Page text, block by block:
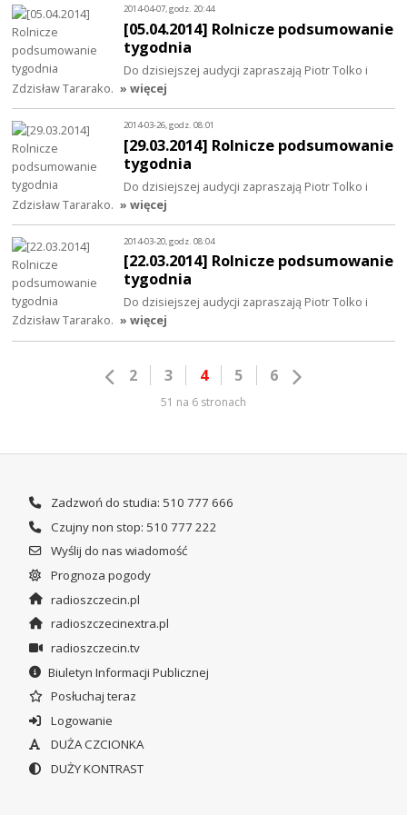
2014-04-07, godz. 20:44
[05.04.2014] Rolnicze podsumowanie
tygodnia
Do dzisiejszej audycji zapraszają Piotr Tolko i
Zdzisław Tararako. » więcej
2014-03-26, godz. 08:01
[29.03.2014] Rolnicze podsumowanie
tygodnia
Do dzisiejszej audycji zapraszają Piotr Tolko i
Zdzisław Tararako. » więcej
2014-03-20, godz. 08:04
[22.03.2014] Rolnicze podsumowanie
tygodnia
Do dzisiejszej audycji zapraszają Piotr Tolko i
Zdzisław Tararako. » więcej
2 3 4 5 6
51 na 6 stronach
Zadzwoń do studia: 510 777 666
Czujny non stop: 510 777 222
Wyślij do nas wiadomość
Prognoza pogody
radioszczecin.pl
radioszczecinextra.pl
radioszczecin.tv
Biuletyn Informacji Publicznej
Posłuchaj teraz
Logowanie
DUŻA CZCIONKA
DUŻY KONTRAST